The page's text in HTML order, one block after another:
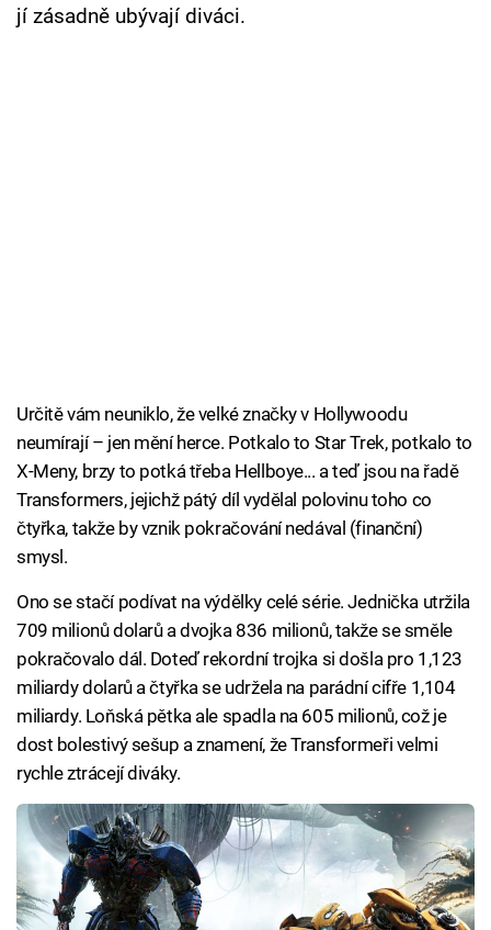
Přihlášení
jí zásadně ubývají diváci.
Určitě vám neuniklo, že velké značky v Hollywoodu
neumírají – jen mění herce. Potkalo to Star Trek, potkalo to
X-Meny, brzy to potká třeba Hellboye... a teď jsou na řadě
Transformers, jejichž pátý díl vydělal polovinu toho co
čtyřka, takže by vznik pokračování nedával (finanční)
smysl.
Ono se stačí podívat na výdělky celé série. Jednička utržila
709 milionů dolarů a dvojka 836 milionů, takže se směle
pokračovalo dál. Doteď rekordní trojka si došla pro 1,123
miliardy dolarů a čtyřka se udržela na parádní cifře 1,104
miliardy. Loňská pětka ale spadla na 605 milionů, což je
dost bolestivý sešup a znamení, že Transformeři velmi
rychle ztrácejí diváky.